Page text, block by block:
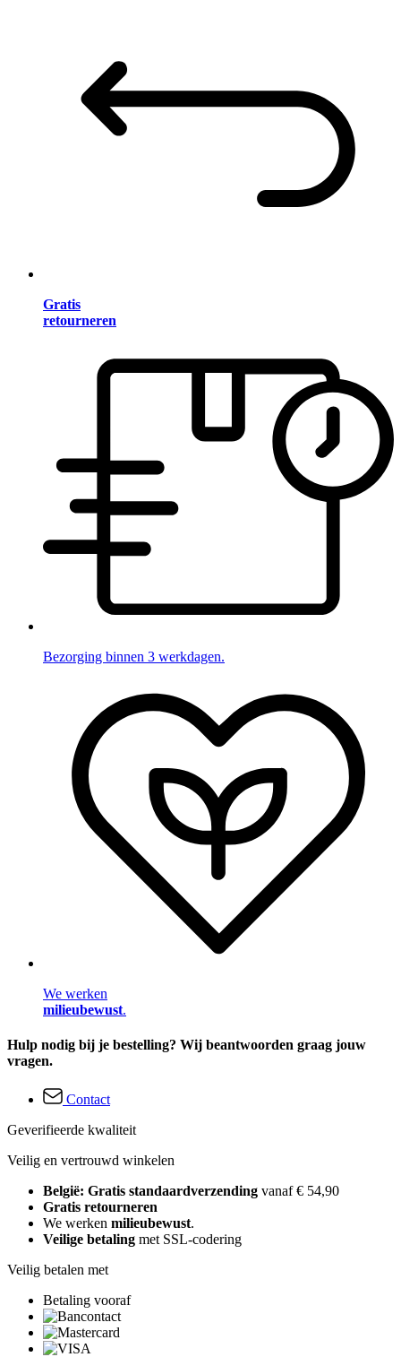
Gratis
retourneren
Bezorging binnen 3 werkdagen.
We werken
milieubewust.
Hulp nodig bij je bestelling? Wij beantwoorden graag jouw
vragen.
Contact
Geverifieerde kwaliteit
Veilig en vertrouwd winkelen
België: Gratis standaardverzending vanaf € 54,90
Gratis retourneren
We werken milieubewust.
Veilige betaling met SSL-codering
Veilig betalen met
Betaling vooraf